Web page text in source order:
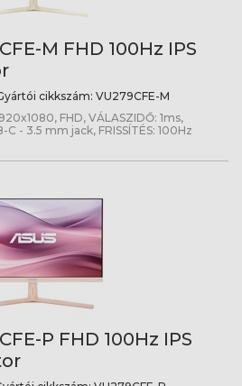
M FHD 100Hz IPS
cikkszám: VU279CFE-M
FHD, VÁLASZIDŐ: 1ms,
C - 3.5 mm jack, FRISSÍTÉS: 100Hz
P FHD 100Hz IPS